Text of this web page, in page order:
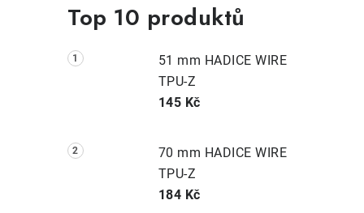
Top 10 produktů
51 mm HADICE WIRE
TPU-Z
145 Kč
70 mm HADICE WIRE
TPU-Z
184 Kč